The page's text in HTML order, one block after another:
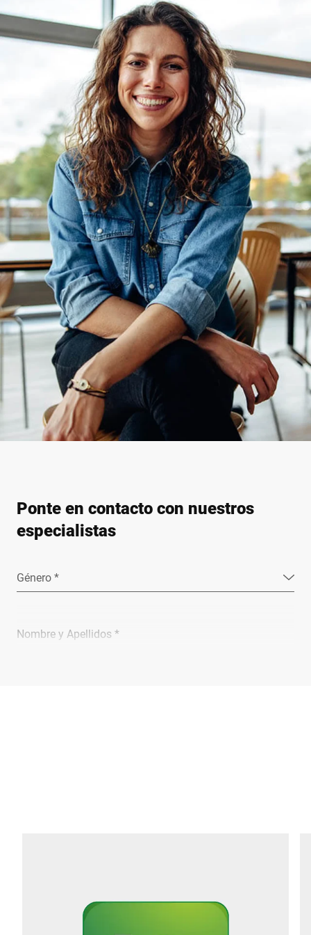
Ponte en contacto con nuestros
especialistas
Género *
Nombre y Apellidos *
Código postal *